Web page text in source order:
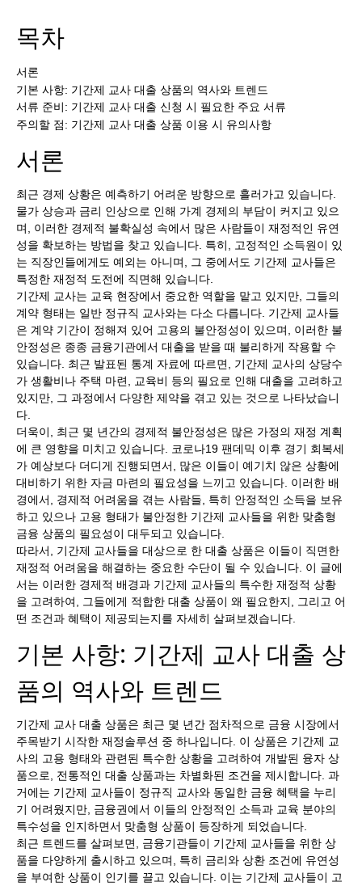
목차
서론
기본 사항: 기간제 교사 대출 상품의 역사와 트렌드
서류 준비: 기간제 교사 대출 신청 시 필요한 주요 서류
주의할 점: 기간제 교사 대출 상품 이용 시 유의사항
서론
최근 경제 상황은 예측하기 어려운 방향으로 흘러가고 있습니다.
물가 상승과 금리 인상으로 인해 가계 경제의 부담이 커지고 있으
며, 이러한 경제적 불확실성 속에서 많은 사람들이 재정적인 유연
성을 확보하는 방법을 찾고 있습니다. 특히, 고정적인 소득원이 있
는 직장인들에게도 예외는 아니며, 그 중에서도 기간제 교사들은
특정한 재정적 도전에 직면해 있습니다.
기간제 교사는 교육 현장에서 중요한 역할을 맡고 있지만, 그들의
계약 형태는 일반 정규직 교사와는 다소 다릅니다. 기간제 교사들
은 계약 기간이 정해져 있어 고용의 불안정성이 있으며, 이러한 불
안정성은 종종 금융기관에서 대출을 받을 때 불리하게 작용할 수
있습니다. 최근 발표된 통계 자료에 따르면, 기간제 교사의 상당수
가 생활비나 주택 마련, 교육비 등의 필요로 인해 대출을 고려하고
있지만, 그 과정에서 다양한 제약을 겪고 있는 것으로 나타났습니
다.
더욱이, 최근 몇 년간의 경제적 불안정성은 많은 가정의 재정 계획
에 큰 영향을 미치고 있습니다. 코로나19 팬데믹 이후 경기 회복세
가 예상보다 더디게 진행되면서, 많은 이들이 예기치 않은 상황에
대비하기 위한 자금 마련의 필요성을 느끼고 있습니다. 이러한 배
경에서, 경제적 어려움을 겪는 사람들, 특히 안정적인 소득을 보유
하고 있으나 고용 형태가 불안정한 기간제 교사들을 위한 맞춤형
금융 상품의 필요성이 대두되고 있습니다.
따라서, 기간제 교사들을 대상으로 한 대출 상품은 이들이 직면한
재정적 어려움을 해결하는 중요한 수단이 될 수 있습니다. 이 글에
서는 이러한 경제적 배경과 기간제 교사들의 특수한 재정적 상황
을 고려하여, 그들에게 적합한 대출 상품이 왜 필요한지, 그리고 어
떤 조건과 혜택이 제공되는지를 자세히 살펴보겠습니다.
기본 사항: 기간제 교사 대출 상
품의 역사와 트렌드
기간제 교사 대출 상품은 최근 몇 년간 점차적으로 금융 시장에서
주목받기 시작한 재정솔루션 중 하나입니다. 이 상품은 기간제 교
사의 고용 형태와 관련된 특수한 상황을 고려하여 개발된 융자 상
품으로, 전통적인 대출 상품과는 차별화된 조건을 제시합니다. 과
거에는 기간제 교사들이 정규직 교사와 동일한 금융 혜택을 누리
기 어려웠지만, 금융권에서 이들의 안정적인 소득과 교육 분야의
특수성을 인지하면서 맞춤형 상품이 등장하게 되었습니다.
최근 트렌드를 살펴보면, 금융기관들이 기간제 교사들을 위한 상
품을 다양하게 출시하고 있으며, 특히 금리와 상환 조건에 유연성
을 부여한 상품이 인기를 끌고 있습니다. 이는 기간제 교사들이 고